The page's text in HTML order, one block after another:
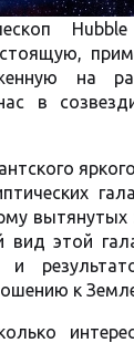
на
в
вытянутых
этой
и
к